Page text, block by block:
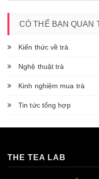
CÓ THỂ BẠN QUAN
Kiến thức về trà
Nghệ thuật trà
Kinh nghiệm mua trà
Tin tức tổng hợp
THE TEA LAB